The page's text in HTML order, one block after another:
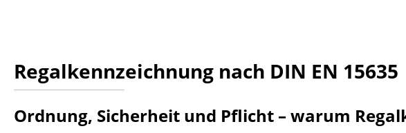
Regalkennzeichnung nach DIN EN 15635
Ordnung, Sicherheit und Pflicht – warum